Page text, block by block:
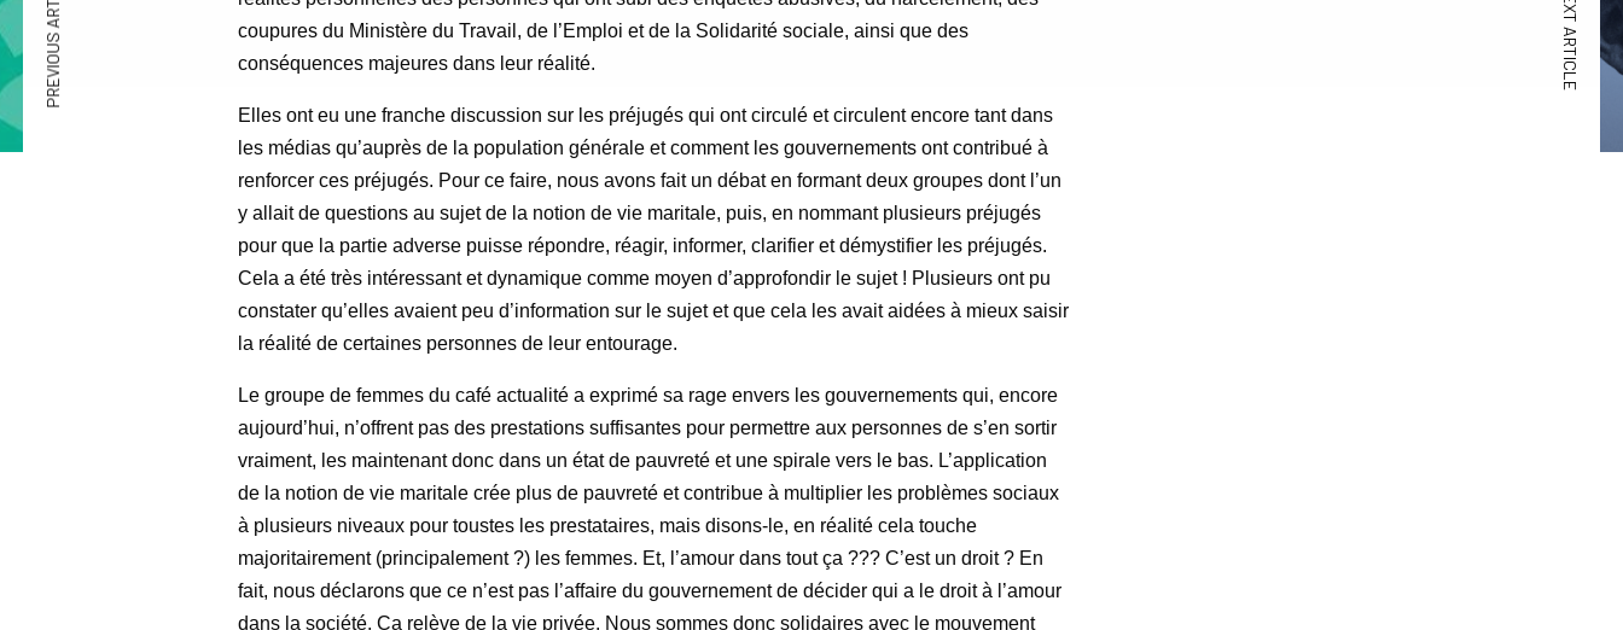
coupures du Ministère du Travail, de l’Emploi et de la Solidarité sociale, ainsi que des
conséquences majeures dans leur réalité.
Elles ont eu une franche discussion sur les préjugés qui ont circulé et circulent encore tant dans
les médias qu’auprès de la population générale et comment les gouvernements ont contribué à
renforcer ces préjugés. Pour ce faire, nous avons fait un débat en formant deux groupes dont l’un
y allait de questions au sujet de la notion de vie maritale, puis, en nommant plusieurs préjugés
pour que la partie adverse puisse répondre, réagir, informer, clarifier et démystifier les préjugés.
Cela a été très intéressant et dynamique comme moyen d’approfondir le sujet ! Plusieurs ont pu
constater qu’elles avaient peu d’information sur le sujet et que cela les avait aidées à mieux saisir
la réalité de certaines personnes de leur entourage.
Le groupe de femmes du café actualité a exprimé sa rage envers les gouvernements qui, encore
aujourd’hui, n’offrent pas des prestations suffisantes pour permettre aux personnes de s’en sortir
vraiment, les maintenant donc dans un état de pauvreté et une spirale vers le bas. L’application
de la notion de vie maritale crée plus de pauvreté et contribue à multiplier les problèmes sociaux
à plusieurs niveaux pour toustes les prestataires, mais disons-le, en réalité cela touche
majoritairement (principalement ?) les femmes. Et, l’amour dans tout ça ??? C’est un droit ? En
fait, nous déclarons que ce n’est pas l’affaire du gouvernement de décider qui a le droit à l’amour
dans la société. Ça relève de la vie privée. Nous sommes donc solidaires avec le mouvement
PREVIOUS ARTICLE NEXT ARTICLE